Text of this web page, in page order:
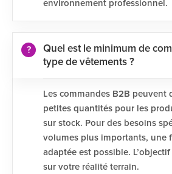
environnement professionnel.
Quel est le minimum de
type de vêtements ?
Les commandes B2B peuvent
petites quantités pour les
sur stock. Pour des besoins
volumes plus importants, une
adaptée est possible.
sur votre réalité terrain.